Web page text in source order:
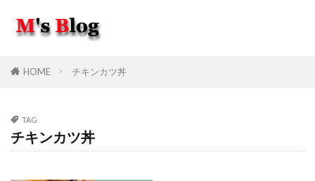
HOME チキンカツ丼
TAG
チキンカツ丼